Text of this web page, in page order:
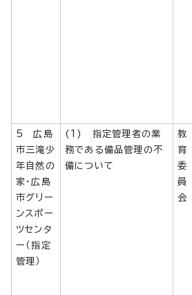
5 広島
市三滝少
年自然の
家・広島
市グリー
ンスポー
ツセンタ
ー（指定
管理）
(1) 指定管理者の業
務である備品管理の不
備について
教
育
委
員
会